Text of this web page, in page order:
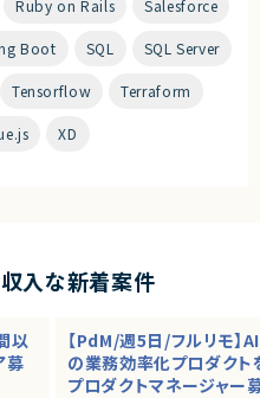
Ruby on Rails Salesforce
Boot SQL SQL Server
Tensorflow Terraform
XD
入な新着案件
以
募
【PdM/週5日/フルリモ】
の業務効率化プロダクト
プロダクトマネージャー